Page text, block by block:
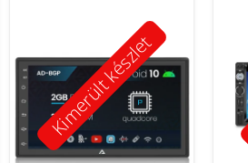
Kimerült készlet